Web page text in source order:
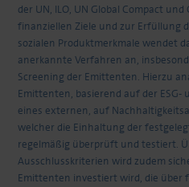
der UN, ILO, UN Global Compact
finanziellen Ziele und zur Erfüllung
sozialen Produktmerkmale wendet
anerkannte Verfahren an,
Screening der Emittenten. Hierzu
Emittenten, basierend auf der
eines externen, auf
welcher die Einhaltung der
regelmäßig überprüft und testiert.
Ausschlusskriterien wird zudem
Emittenten investiert wird, die über